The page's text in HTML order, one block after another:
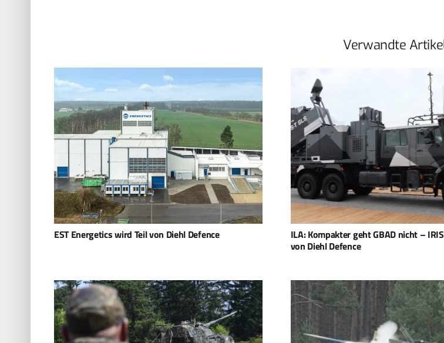
Verwandte
EST Energetics wird Teil von Diehl Defence
ILA: Kompakter geht GBAD nicht –
von Diehl Defence